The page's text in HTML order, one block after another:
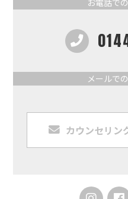
お電話で
メールで
カウンセリン